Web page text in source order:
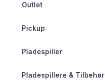
Outlet
Pickup
Pladespiller
Pladespillere & Tilbehør